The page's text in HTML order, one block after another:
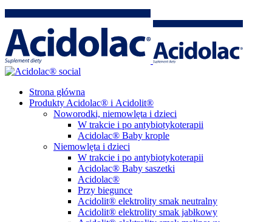
Strona główna
Produkty Acidolac® i Acidolit®
Noworodki, niemowlęta i dzieci
W trakcie i po antybiotykoterapii
Acidolac® Baby krople
Niemowlęta i dzieci
W trakcie i po antybiotykoterapii
Acidolac® Baby saszetki
Acidolac®
Przy biegunce
Acidolit® elektrolity smak neutralny
Acidolit® elektrolity smak jabłkowy